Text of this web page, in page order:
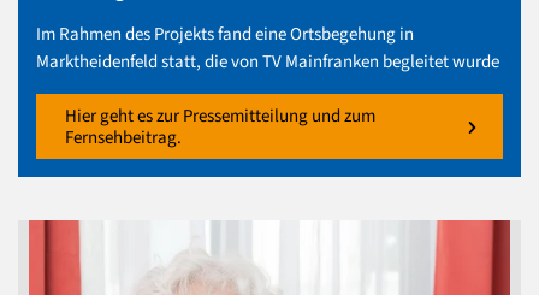
Im Rahmen des Projekts fand eine Ortsbegehung in
Marktheidenfeld statt, die von TV Mainfranken begleitet wurde
Hier geht es zur Pressemitteilung und zum
Fernsehbeitrag.